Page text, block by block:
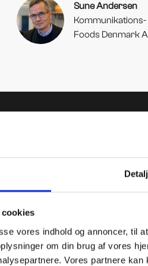
cookies
vores indhold og annoncer, til
om din brug af vores
Vores partnere
Sune Andersen
Kommunikations-
Foods Denmark